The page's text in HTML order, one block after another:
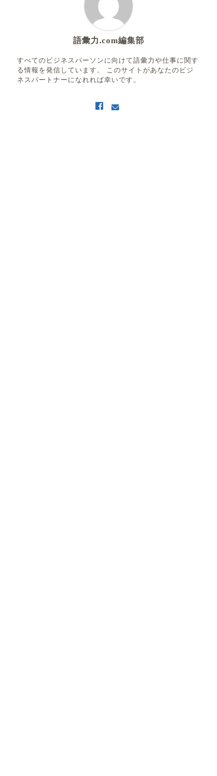
語彙力.com編集部
すべてのビジネスパーソンに向けて語彙力や仕事に関す
る情報を発信しています。 このサイトがあなたのビジ
ネスパートナーになれれば幸いです。